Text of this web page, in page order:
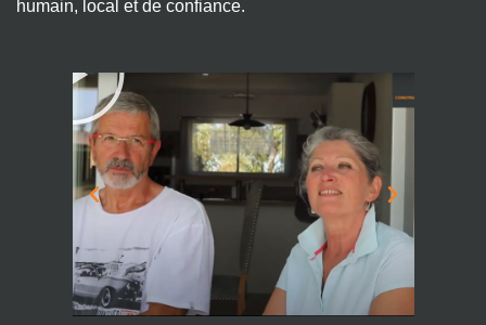
humain, local et de confiance.